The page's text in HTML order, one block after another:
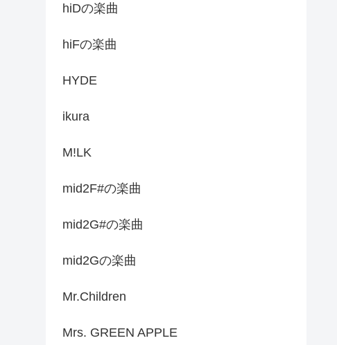
hiDの楽曲
hiFの楽曲
HYDE
ikura
M!LK
mid2F#の楽曲
mid2G#の楽曲
mid2Gの楽曲
Mr.Children
Mrs. GREEN APPLE